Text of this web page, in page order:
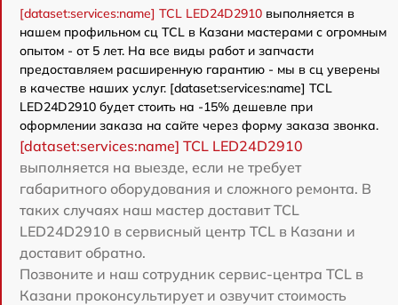
[dataset:services:name] TCL LED24D2910 выполняется в
нашем профильном сц TCL в Казани мастерами с огромным
опытом - от 5 лет. На все виды работ и запчасти
предоставляем расширенную гарантию - мы в сц уверены
в качестве наших услуг. [dataset:services:name] TCL
LED24D2910 будет стоить на -15% дешевле при
оформлении заказа на сайте через форму заказа звонка.
[dataset:services:name] TCL LED24D2910
выполняется на выезде, если не требует
габаритного оборудования и сложного ремонта. В
таких случаях наш мастер доставит TCL
LED24D2910 в сервисный центр TCL в Казани и
доставит обратно.
Позвоните и наш сотрудник сервис-центра TCL в
Казани проконсультирует и озвучит стоимость